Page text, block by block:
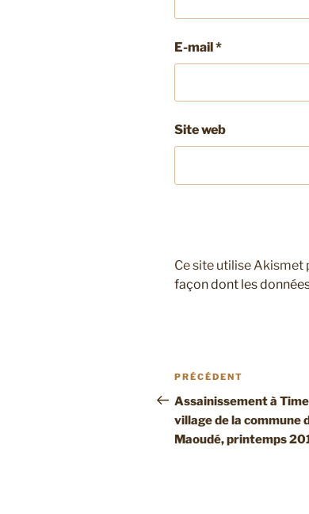
E-mail*
Site web
Ce site utilise Akismet
façon dont les
Navigation
de
l’article
Article
précédent
PRÉCÉDENT
Assainissement à
village de la commune
Maoudé, printemps